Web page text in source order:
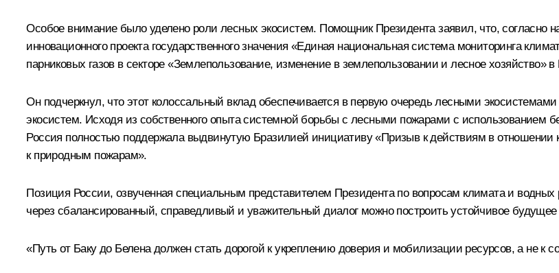
Особое внимание было уделено роли лесных экосистем. Помощник Президента заявил, что,
инновационного проекта государственного значения «Единая национальная система мониторинга
парниковых газов в секторе «Землепользование, изменение в землепользовании и лесное
Он подчеркнул, что этот колоссальный вклад обеспечивается в первую очередь лесными
экосистем. Исходя из собственного опыта системной борьбы с лесными пожарами с использованием
Россия полностью поддержала выдвинутую Бразилией инициативу «Призыв к действиям в отношении
к природным пожарам».
Позиция России, озвученная специальным представителем Президента по вопросам климата и водных
через сбалансированный, справедливый и уважительный диалог можно построить устойчивое
«Путь от Баку до Белена должен стать дорогой к укреплению доверия и мобилизации ресурсов, а не